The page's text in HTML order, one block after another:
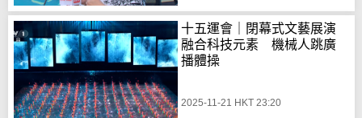
十五運會｜閉幕式文藝展演
融合科技元素 機械人跳廣
播體操
2025-11-21 HKT 23:20